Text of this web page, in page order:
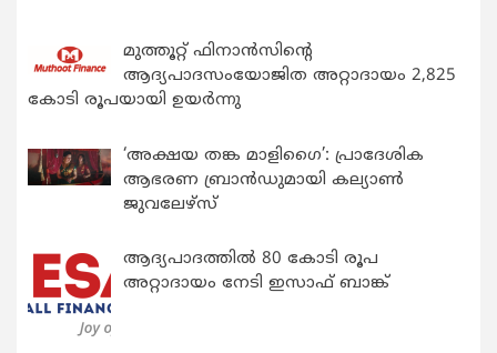
മുത്തൂറ്റ് ഫിനാൻസിന്റെ
ആദ്യപാദസംയോജിത അറ്റാദായം 2,825
കോടി രൂപയായി ഉയർന്നു
‘അക്ഷയ തങ്ക മാളിഗൈ’: പ്രാദേശിക
ആഭരണ ബ്രാന്‍ഡുമായി കല്യാണ്‍
ജുവലേഴ്‌സ്
ആദ്യപാദത്തിൽ 80 കോടി രൂപ
അറ്റാദായം നേടി ഇസാഫ് ബാങ്ക്